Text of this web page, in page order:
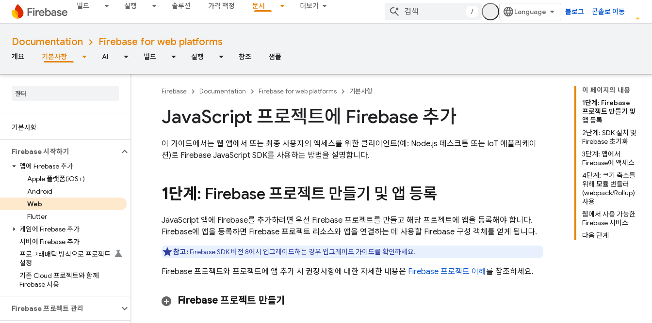
빌드 실행 솔루션 가격 책정 문서 더보기
/ 블로그 콘솔로 이동
Documentation Firebase for web platforms
개요 기본사항 AI 빌드 실행 참조 샘플
기본사항
Firebase 시작하기
앱에 Firebase 추가
Apple 플랫폼(iOS+)
Android
Web
Flutter
게임에 Firebase 추가
서버에 Firebase 추가
프로그래매틱 방식으로 프로젝트
설정
기존 Cloud 프로젝트와 함께
Firebase 사용
Firebase 프로젝트 관리
이 페이지의 내용
1단계: Firebase
프로젝트 만들기 및
앱 등록
2단계: SDK 설치 및
Firebase 초기화
3단계: 앱에서
Firebase에 액세스
4단계: 크기 축소를
위해 모듈 번들러
(webpack/Rollup)
사용
웹에서 사용 가능한
Firebase 서비스
다음 단계
Firebase Documentation Firebase for web platforms 기본사항
JavaScript 프로젝트에 Firebase 추가
이 가이드에서는 웹 앱에서 또는 최종 사용자의 액세스를 위한 클라이언트(예: Node.js 데스크톱 또는 IoT 애플리케이
션)로 Firebase JavaScript SDK를 사용하는 방법을 설명합니다.
1단계 : Firebase 프로젝트 만들기 및 앱 등록
JavaScript 앱에 Firebase를 추가하려면 우선 Firebase 프로젝트를 만들고 해당 프로젝트에 앱을 등록해야 합니다.
Firebase에 앱을 등록하면 Firebase 프로젝트 리소스와 앱을 연결하는 데 사용할 Firebase 구성 객체를 얻게 됩니다.
참고:Firebase SDK 버전 8에서 업그레이드하는 경우 업그레이드 가이드를 확인하세요.
Firebase 프로젝트와 프로젝트에 앱 추가 시 권장사항에 대한 자세한 내용은 Firebase 프로젝트 이해를 참조하세요.
Firebase 프로젝트 만들기